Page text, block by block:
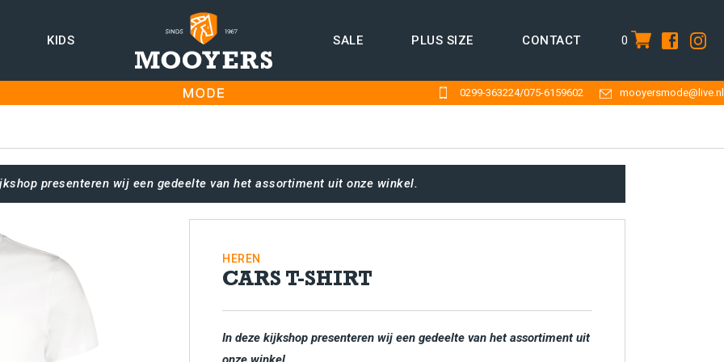
0 item
KIDS SALE PLUS SIZE CONTACT
0299-363224/075-6159602 mooyersmode@live.nl
presenteren wij een gedeelte van het assortiment uit onze winkel.
HEREN
CARS T-SHIRT
In deze kijkshop presenteren wij een gedeelte van het assortiment uit